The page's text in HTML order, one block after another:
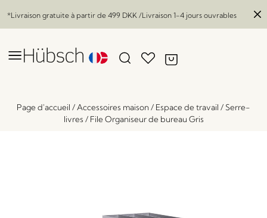
*Livraison gratuite à partir de 499 DKK /Livraison 1-4 jours ouvrables
Page d'accueil / Accessoires maison/ Espace de travail / Serre-
livres / File Organiseur de bureau Gris